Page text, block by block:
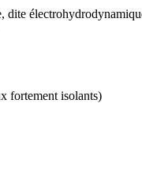
fortement isolants)